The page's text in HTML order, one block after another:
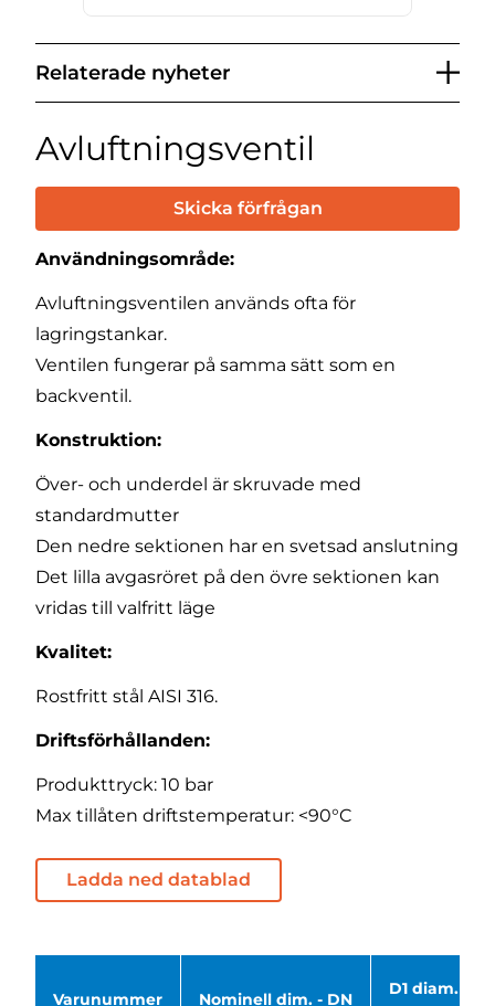
Relaterade nyheter
Avluftningsventil
Skicka förfrågan
Användningsområde:
Avluftningsventilen används ofta för
lagringstankar.
Ventilen fungerar på samma sätt som en
backventil.
Konstruktion:
Över- och underdel är skruvade med
standardmutter
Den nedre sektionen har en svetsad anslutning
Det lilla avgasröret på den övre sektionen kan
vridas till valfritt läge
Kvalitet:
Rostfritt stål AISI 316.
Driftsförhållanden:
Produkttryck: 10 bar
Max tillåten driftstemperatur: <90°C
Ladda ned datablad
Varunummer Nominell dim. - DN
D1 diam.